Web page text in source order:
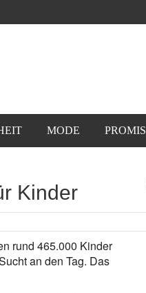
MODE PROMIS
Kinder
rund 465.000 Kinder
an den Tag. Das